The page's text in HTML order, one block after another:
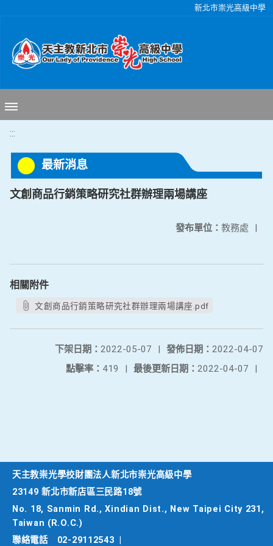
新北市崇光高級中學
:::
最新消息
文創商品行銷策略研究社群辦理兩場講座
發布單位： 教務處 |
相關附件
文創商品行銷策略研究社群辦理兩場講座.pdf
發佈日期： 2022-04-07
下架日期： 2022-05-07
|
最後更新日期： 2022-04-07 |
點擊率： 419 |
天主教崇光學校財團法人新北市崇光高級中學
23149 新北市新店區三民路18號
No. 18, Sanmin Rd., Xindian Dist., New Taipei City 231,
Taiwan (R.O.C.)
聯絡電話
02-29112543